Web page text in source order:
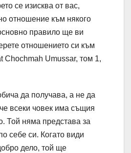
се изисква от вас,
отношение към някого
правило ще ви
отношението си към
Chochmah Umussar, том 1,
да получава, а не да
всеки човек има същия
Той няма представа за
себе си. Когато види
дело, той ще